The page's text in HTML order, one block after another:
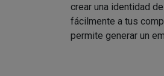
crear una identidad
fácilmente a tus
permite generar un